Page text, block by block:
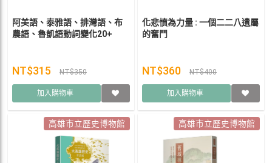
阿美語、泰雅語、排灣語、布
農語、魯凱語動詞變化20+
NT$315 NT$350
加入購物車
化悲憤為力量 : 一個二二八遺屬
的奮鬥
NT$360 NT$400
加入購物車
高雄市立歷史博物館 高雄市立歷史博物館